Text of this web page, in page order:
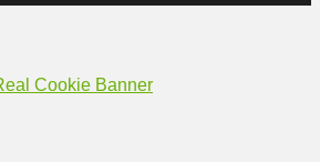
Cookie Banner